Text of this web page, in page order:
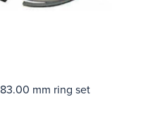
83.00 mm ring set